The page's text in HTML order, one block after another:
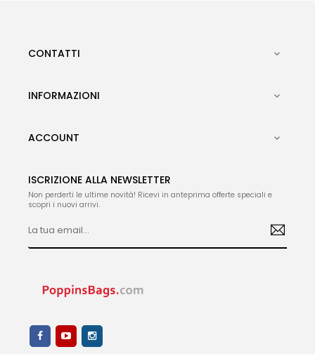
CONTATTI 
INFORMAZIONI 
ACCOUNT 
ISCRIZIONE ALLA NEWSLETTER
Non perderti le ultime novità! Ricevi in anteprima offerte speciali e
scopri i nuovi arrivi.